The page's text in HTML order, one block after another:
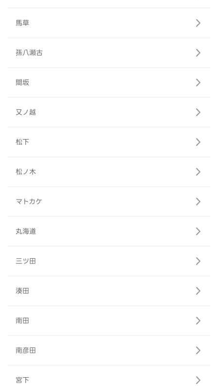
馬草
孫八瀬古
間坂
又ノ越
松下
松ノ木
マトカケ
丸海道
三ツ田
湊田
南田
南彦田
宮下